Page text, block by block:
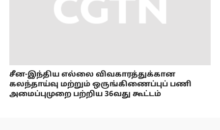
சீன-இந்திய எல்லை விவகாரத்துக்கான
கலந்தாய்வு மற்றும் ஒருங்கிணைப்புப் பணி
அமைப்புமுறை பற்றிய 36வது கூட்டம்